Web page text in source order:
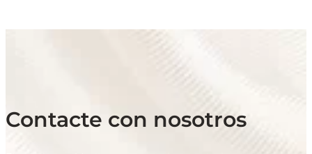
Contacte con nosotros